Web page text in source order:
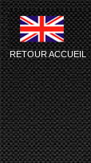
RETOUR ACCUEIL